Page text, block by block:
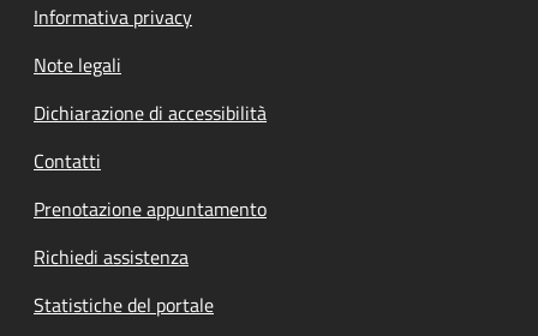
Informativa privacy
Note legali
Dichiarazione di accessibilità
Contatti
Prenotazione appuntamento
Richiedi assistenza
Statistiche del portale